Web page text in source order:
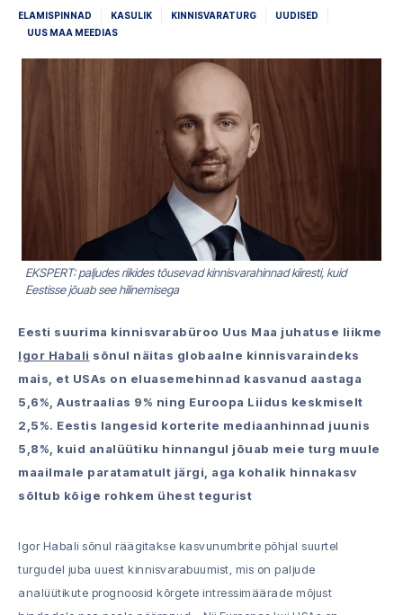
ELAMISPINNAD KASULIK KINNISVARATURG
UUDISED
UUS MAA MEEDIAS
EKSPERT: paljudes riikides tõusevad kinnisvarahinnad kiiresti, kuid
Eestisse jõuab see hilinemisega
Eesti suurima kinnisvarabüroo Uus Maa juhatuse liikme
Igor Habali sõnul näitas globaalne kinnisvaraindeks
mais, et USAs on eluasemehinnad kasvanud aastaga
5,6%, Austraalias 9% ning Euroopa Liidus keskmiselt
2,5%. Eestis langesid korterite mediaanhinnad juunis
5,8%, kuid analüütiku hinnangul jõuab meie turg muule
maailmale paratamatult järgi, aga kohalik hinnakasv
sõltub kõige rohkem ühest tegurist
Igor Habali sõnul räägitakse kasvunumbrite põhjal suurtel
turgudel juba uuest kinnisvarabuumist, mis on paljude
analüütikute prognoosid kõrgete intressimäärade mõjust